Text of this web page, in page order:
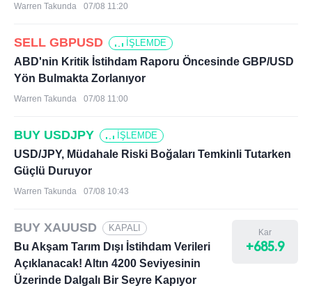
Warren Takunda 07/08 11:20
SELL GBPUSD İŞLEMDE
ABD'nin Kritik İstihdam Raporu Öncesinde GBP/USD
Yön Bulmakta Zorlanıyor
Warren Takunda 07/08 11:00
BUY USDJPY İŞLEMDE
USD/JPY, Müdahale Riski Boğaları Temkinli Tutarken
Güçlü Duruyor
Warren Takunda 07/08 10:43
BUY XAUUSD KAPALI
Bu Akşam Tarım Dışı İstihdam Verileri
Açıklanacak! Altın 4200 Seviyesinin
Üzerinde Dalgalı Bir Seyre Kapıyor
Kar
+685.9